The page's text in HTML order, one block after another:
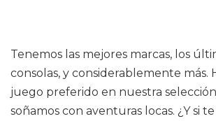
Tenemos las mejores marcas, los
consolas, y considerablemente más.
juego preferido en nuestra
soñamos con aventuras locas. ¿Y si